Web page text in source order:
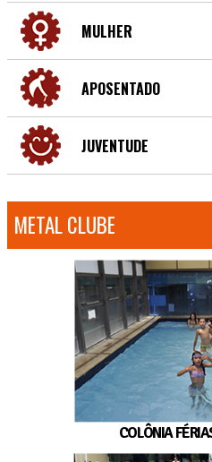
MULHER
APOSENTADO
JUVENTUDE
METAL CLUBE
COLÔNIA